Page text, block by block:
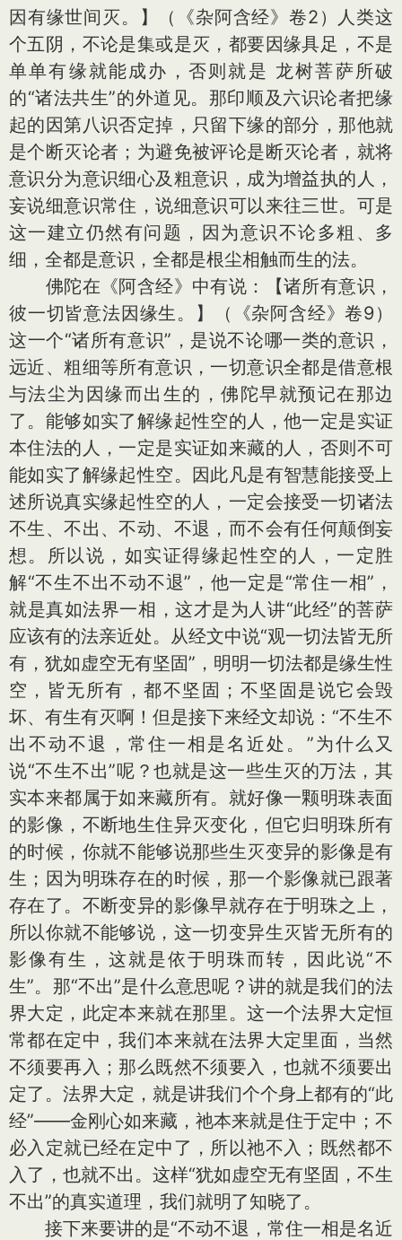
因有缘世间灭。】（《杂阿含经》卷2）人类这
个五阴，不论是集或是灭，都要因缘具足，不是
单单有缘就能成办，否则就是 龙树菩萨所破
的“诸法共生”的外道见。那印顺及六识论者把缘
起的因第八识否定掉，只留下缘的部分，那他就
是个断灭论者；为避免被评论是断灭论者，就将
意识分为意识细心及粗意识，成为增益执的人，
妄说细意识常住，说细意识可以来往三世。可是
这一建立仍然有问题，因为意识不论多粗、多
细，全都是意识，全都是根尘相触而生的法。
佛陀在《阿含经》中有说：【诸所有意识，
彼一切皆意法因缘生。】（《杂阿含经》卷9）
这一个“诸所有意识”，是说不论哪一类的意识，
远近、粗细等所有意识，一切意识全都是借意根
与法尘为因缘而出生的，佛陀早就预记在那边
了。能够如实了解缘起性空的人，他一定是实证
本住法的人，一定是实证如来藏的人，否则不可
能如实了解缘起性空。因此凡是有智慧能接受上
述所说真实缘起性空的人，一定会接受一切诸法
不生、不出、不动、不退，而不会有任何颠倒妄
想。所以说，如实证得缘起性空的人，一定胜
解“不生不出不动不退”，他一定是“常住一相”，
就是真如法界一相，这才是为人讲“此经”的菩萨
应该有的法亲近处。从经文中说“观一切法皆无所
有，犹如虚空无有坚固”，明明一切法都是缘生性
空，皆无所有，都不坚固；不坚固是说它会毁
坏、有生有灭啊！但是接下来经文却说：“不生不
出不动不退，常住一相是名近处。”为什么又
说“不生不出”呢？也就是这一些生灭的万法，其
实本来都属于如来藏所有。就好像一颗明珠表面
的影像，不断地生住异灭变化，但它归明珠所有
的时候，你就不能够说那些生灭变异的影像是有
生；因为明珠存在的时候，那一个影像就已跟著
存在了。不断变异的影像早就存在于明珠之上，
所以你就不能够说，这一切变异生灭皆无所有的
影像有生，这就是依于明珠而转，因此说“不
生”。那“不出”是什么意思呢？讲的就是我们的法
界大定，此定本来就在那里。这一个法界大定恒
常都在定中，我们本来就在法界大定里面，当然
不须要再入；那么既然不须要入，也就不须要出
定了。法界大定，就是讲我们个个身上都有的“此
经”——金刚心如来藏，祂本来就是住于定中；不
必入定就已经在定中了，所以祂不入；既然都不
入了，也就不出。这样“犹如虚空无有坚固，不生
不出”的真实道理，我们就明了知晓了。
接下来要讲的是“不动不退，常住一相是名近